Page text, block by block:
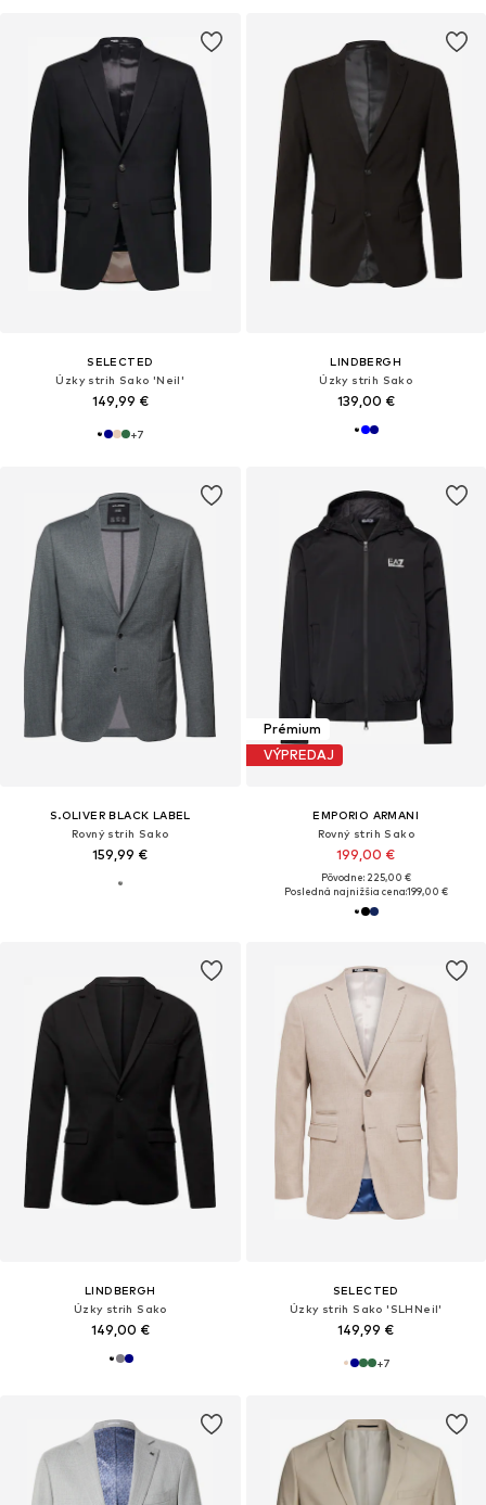
SELECTED
Úzky strih Sako 'Neil'
149,99 €
+7
LINDBERGH
Úzky strih Sako
139,00 €
S.OLIVER BLACK LABEL
Rovný strih Sako
159,99 €
Prémium
VÝPREDAJ
EMPORIO ARMANI
Rovný strih Sako
199,00 €
Pôvodne: 225,00 €
Posledná najnižšia cena:199,00 €
LINDBERGH
Úzky strih Sako
149,00 €
SELECTED
Úzky strih Sako 'SLHNeil'
149,99 €
+7